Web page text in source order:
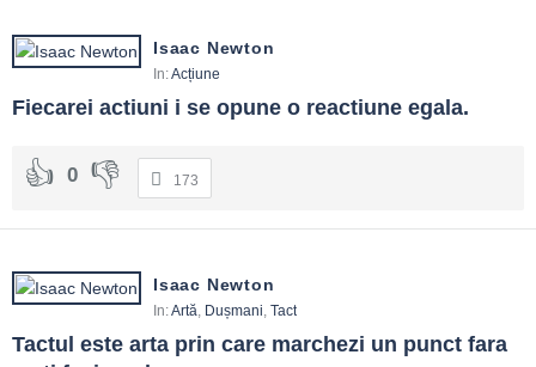
Isaac Newton
In:Acțiune
Fiecarei actiuni i se opune o reactiune egala.
0 173
Isaac Newton
In:Artă Dușmani Tact
Tactul este arta prin care marchezi un punct fara